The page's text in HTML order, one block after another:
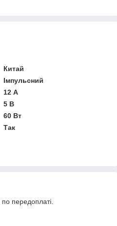
Китай
Імпульсний
12 А
5 В
60 Вт
Так
по передоплаті.